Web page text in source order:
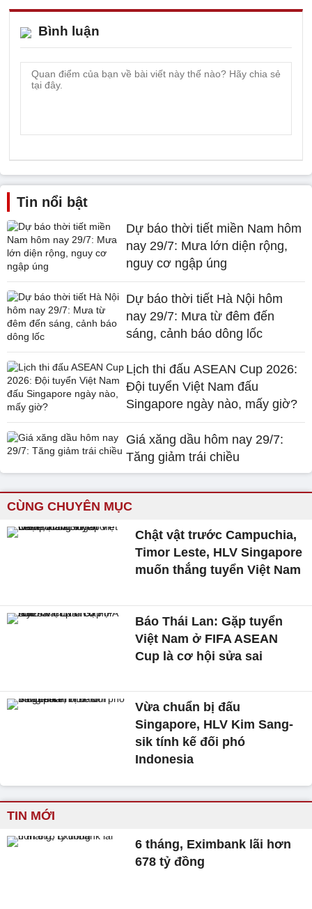
Bình luận
Tin nổi bật
Dự báo thời tiết miền Nam hôm
nay 29/7: Mưa lớn diện rộng,
nguy cơ ngập úng
Dự báo thời tiết Hà Nội hôm
nay 29/7: Mưa từ đêm đến
sáng, cảnh báo dông lốc
Lịch thi đấu ASEAN Cup 2026:
Đội tuyển Việt Nam đấu
Singapore ngày nào, mấy giờ?
Giá xăng dầu hôm nay 29/7:
Tăng giảm trái chiều
CÙNG CHUYÊN MỤC
Chật vật trước Campuchia,
Timor Leste, HLV Singapore
muốn thắng tuyển Việt Nam
Báo Thái Lan: Gặp tuyển
Việt Nam ở FIFA ASEAN
Cup là cơ hội sửa sai
Vừa chuẩn bị đấu
Singapore, HLV Kim Sang-
sik tính kế đối phó
Indonesia
TIN MỚI
6 tháng, Eximbank lãi hơn
678 tỷ đồng